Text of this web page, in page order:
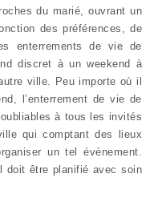
du marié, ouvrant un
des préférences, de
enterrements de vie de
discret à un weekend à
ville. Peu importe où il
l’enterrement de vie de
à tous les invités
qui comptant des lieux
un tel évènement.
doit être planifié avec soin